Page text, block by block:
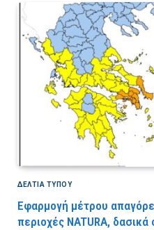
ΔΕΛΤΙΑ ΤΥΠΟΥ
Εφαρμογή μέτρου
περιοχές NATURA,